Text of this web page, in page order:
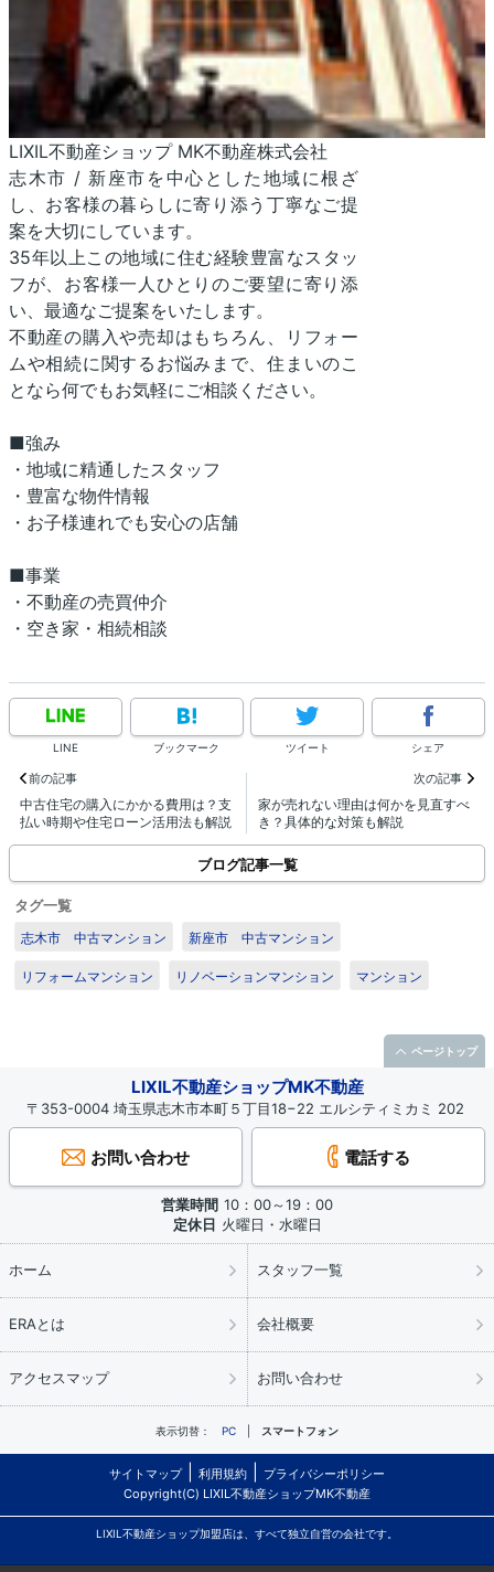
LIXIL不動産ショップ MK不動産株式会社
志木市 / 新座市を中心とした地域に根ざ
し、お客様の暮らしに寄り添う丁寧なご提
案を大切にしています。
35年以上この地域に住む経験豊富なスタッ
フが、お客様一人ひとりのご要望に寄り添
い、最適なご提案をいたします。
不動産の購入や売却はもちろん、リフォー
ムや相続に関するお悩みまで、住まいのこ
となら何でもお気軽にご相談ください。
■強み
・地域に精通したスタッフ
・豊富な物件情報
・お子様連れでも安心の店舗
■事業
・不動産の売買仲介
・空き家・相続相談
LINE ブックマーク ツイート シェア
前の記事
中古住宅の購入にかかる費用は？支
払い時期や住宅ローン活用法も解説
次の記事
家が売れない理由は何かを見直すべ
き？具体的な対策も解説
ブログ記事一覧
タグ一覧
志木市 中古マンション 新座市 中古マンション
リフォームマンション リノベーションマンション マンション
LIXIL不動産ショップMK不動産
〒353-0004 埼玉県志木市本町５丁目18−22 エルシティミカミ 202
お問い合わせ 電話する
営業時間 10：00～19：00
定休日 火曜日・水曜日
ホーム スタッフ一覧
ERAとは 会社概要
アクセスマップ お問い合わせ
表示切替： PC スマートフォン
サイトマップ 利用規約
プライバシーポリシー
Copyright(C) LIXIL不動産ショップMK不動産
LIXIL不動産ショップ加盟店は、すべて独立自営の会社です。
ページトップ